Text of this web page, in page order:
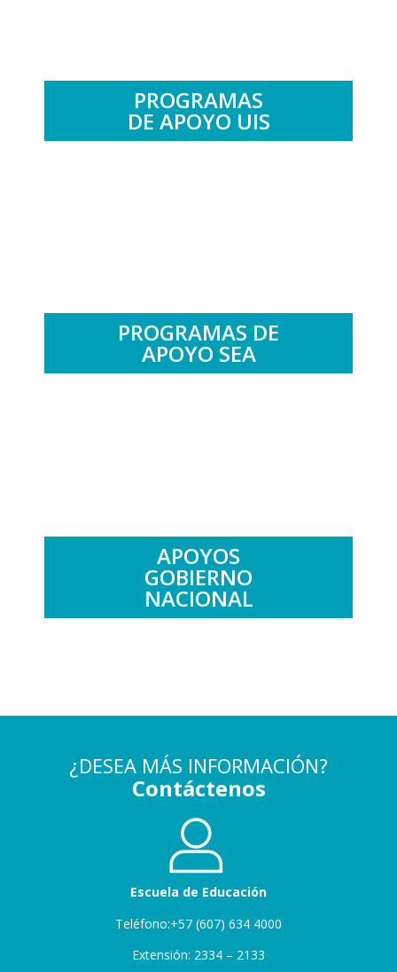
PROGRAMAS
DE APOYO UIS
PROGRAMAS DE
APOYO SEA
APOYOS
GOBIERNO
NACIONAL
¿DESEA MÁS INFORMACIÓN?
Contáctenos
Escuela de Educación
Teléfono:+57 (607) 634 4000
Extensión: 2334 – 2133